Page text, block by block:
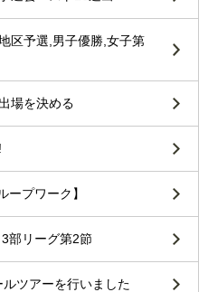
区予選,男子優勝,女子第
場を決める
ープワーク】
部リーグ第2節
ルツアーを行いました